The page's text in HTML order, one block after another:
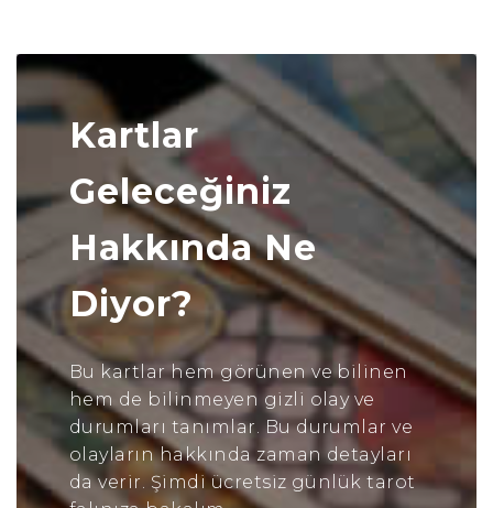
Kartlar
Geleceğiniz
Hakkında Ne
Diyor?
Bu kartlar hem görünen ve bilinen
hem de bilinmeyen gizli olay ve
durumları tanımlar. Bu durumlar ve
olayların hakkında zaman detayları
da verir. Şimdi ücretsiz günlük tarot